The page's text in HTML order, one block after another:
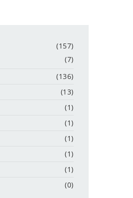
(157)
(7)
(136)
(13)
(1)
(1)
(1)
(1)
(1)
(0)